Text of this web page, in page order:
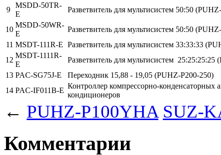
9
MSDD-50TR-
E
Разветвитель для мультисистем 50:50
10
MSDD-50WR-
E
Разветвитель для мультисистем 50:50
11 MSDT-111R-E Разветвитель для мультисистем 33:33:33
12
MSDT-1111R-
E
Разветвитель для мультисистем 25:25:25:25
13 PAC-SG75J-E Переходник 15,88 - 19,05 (PUHZ-P200-250)
14 PAC-IF011B-E
Контроллер компрессорно-конденсаторных
кондиционеров
← PUHZ-P100YHA SUZ-
Комментарии